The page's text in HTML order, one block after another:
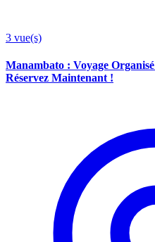
3 vue(s)
Manambato : Voyage
Réservez Maintenant !